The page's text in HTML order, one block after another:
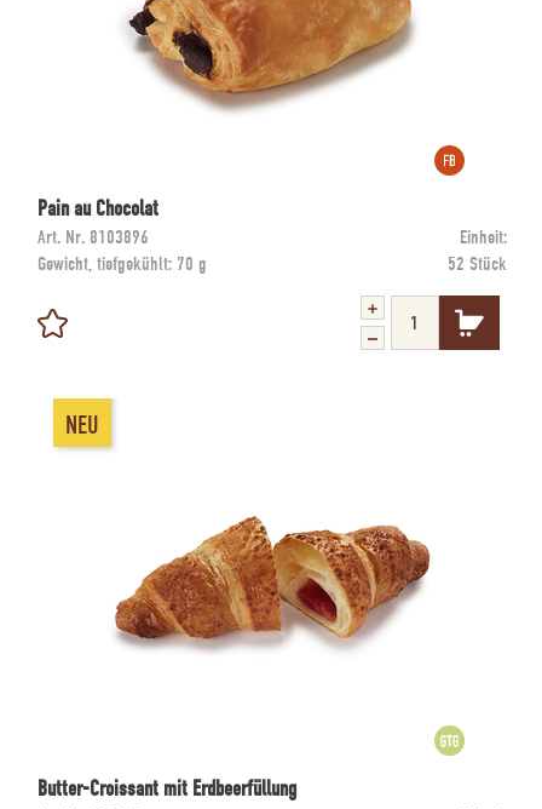
Pain au Chocolat
Art. Nr. 8103896
Einheit:
Gewicht, tiefgekühlt: 70 g 52 Stück
NEU
Butter-Croissant mit Erdbeerfüllung